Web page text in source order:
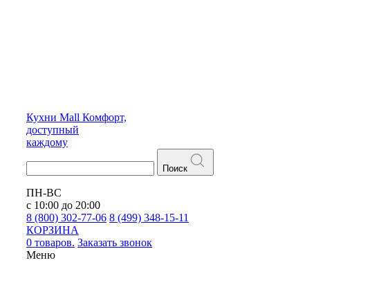
Кухни Mall Комфорт,
доступный
каждому
Поиск
ПН-ВС
с 10:00 до 20:00
8 (800) 302-77-06 8 (499) 348-15-11
КОРЗИНА
0 товаров. Заказать звонок
Меню